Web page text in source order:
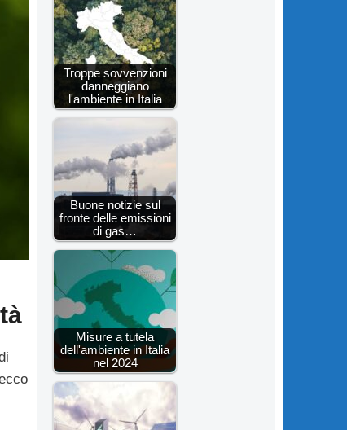
Troppe sovvenzioni
danneggiano
l'ambiente in Italia
Buone notizie sul
fronte delle emissioni
di gas…
Misure a tutela
dell'ambiente in Italia
nel 2024